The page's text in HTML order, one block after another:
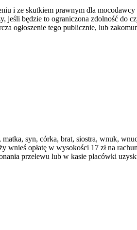
i ze skutkiem prawnym dla
jeśli będzie to ograniczona zdolność do
ogłoszenie tego publicznie, lub
syn, córka, brat, siostra, wnuk,
opłatę w wysokości 17 zł na
przelewu lub w kasie placówki